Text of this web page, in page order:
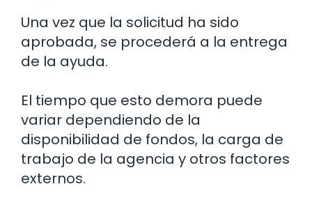
Una vez que la solicitud ha sido
aprobada, se procederá a la entrega
de la ayuda.
El tiempo que esto demora puede
variar dependiendo de la
disponibilidad de fondos, la carga de
trabajo de la agencia y otros factores
externos.